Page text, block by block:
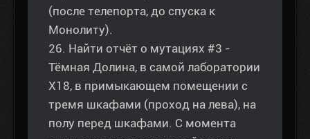
(после телепорта, до спуска к
Монолиту).
26. Найти отчёт о мутациях #3 -
Тёмная Долина, в самой лаборатории
Х18, в примыкающем помещении с
тремя шкафами (проход на лева), на
полу перед шкафами. С момента